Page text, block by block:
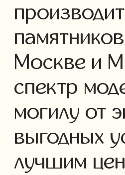
Москве и
спектр
могилу от
выгодных
лучшим